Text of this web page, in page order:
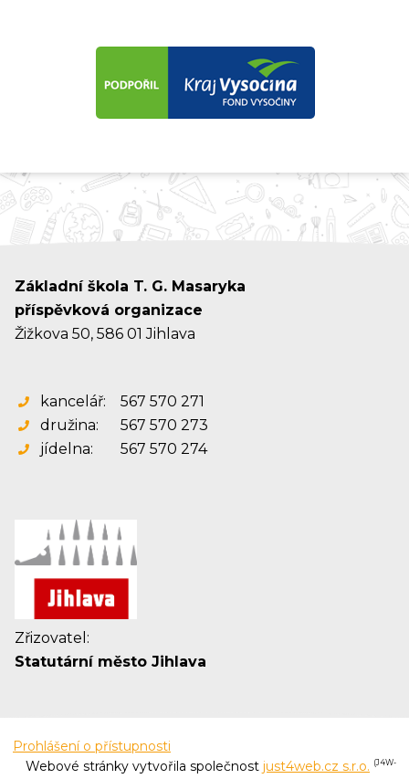
Základní škola T. G. Masaryka
příspěvková organizace
Žižkova 50, 586 01 Jihlava
kancelář:
567 570 271
družina:
567 570 273
jídelna:
567 570 274
Zřizovatel:
Statutární město Jihlava
Prohlášení o přístupnosti
Webové stránky vytvořila společnost just4web.cz s.r.o. (J4W-